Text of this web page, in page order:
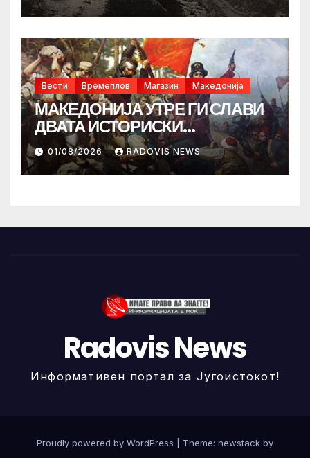
Вести Времеплов Магазин Македонија
МАКЕДОНИЈА УТРЕ ГИ СЛАВИ
ДВАТА ИСТОРИСКИ
ИЛИНДЕНА!
01/08/2026 RADOVIS NEWS
Radovis News
Информативен портал за Југоистокот!
Proudly powered by WordPress
Theme: newstack by